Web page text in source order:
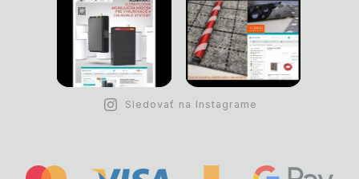
Sledovať na Instagrame